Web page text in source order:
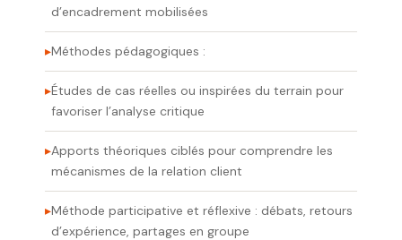
d’encadrement mobilisées
Méthodes pédagogiques :
Études de cas réelles ou inspirées du terrain pour
favoriser l’analyse critique
Apports théoriques ciblés pour comprendre les
mécanismes de la relation client
Méthode participative et réflexive : débats, retours
d’expérience, partages en groupe